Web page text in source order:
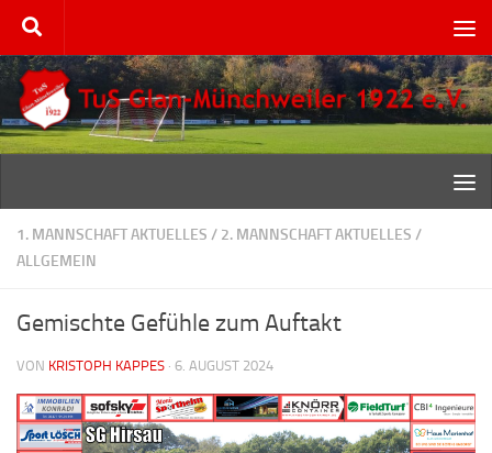
Zum Inhalt springen
1. MANNSCHAFT AKTUELLES / 2. MANNSCHAFT AKTUELLES /
ALLGEMEIN
Gemischte Gefühle zum Auftakt
VON KRISTOPH KAPPES · 6. AUGUST 2024